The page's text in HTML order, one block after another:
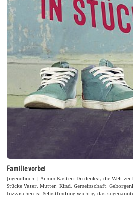
Familie vorbei
Jugendbuch | Armin Kaster: Du denkst, die Welt
Stücke Vater, Mutter, Kind, Gemeinschaft,
Inzwischen ist Selbstfindung wichtig, das